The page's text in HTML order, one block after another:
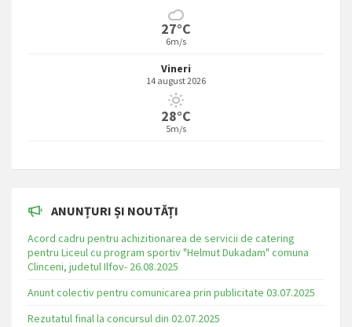
27°C
6m/s
Vineri
14 august 2026
28°C
5m/s
ANUNȚURI ȘI NOUTĂȚI
Acord cadru pentru achizitionarea de servicii de catering
pentru Liceul cu program sportiv "Helmut Dukadam" comuna
Clinceni, judetul Ilfov- 26.08.2025
Anunt colectiv pentru comunicarea prin publicitate 03.07.2025
Rezutatul final la concursul din 02.07.2025